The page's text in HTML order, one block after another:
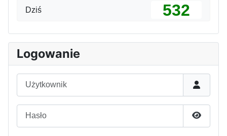
Dziś 532
Logowanie
Pokaż